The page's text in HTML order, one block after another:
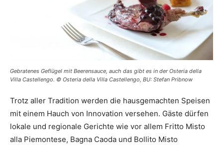
Gebratenes Geflügel mit Beerensauce, auch das gibt es in der Osteria della
Villa Castellengo. © Osteria della Villa Castellengo, BU: Stefan Pribnow
Trotz aller Tradition werden die hausgemachten Speisen
mit einem Hauch von Innovation versehen. Gäste dürfen
lokale und regionale Gerichte wie vor allem Fritto Misto
alla Piemontese, Bagna Caoda und Bollito Misto